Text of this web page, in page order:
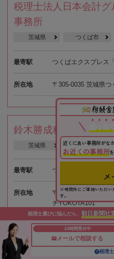
税理士法人日本会計
事務所
茨城県 つくば市
最寄駅 つくばエクスプレス
所在地 〒305-0035 茨城県
鈴木勝成税理士事務所
茨城県 つくば市
最寄駅 つくばエクスプレス
所在地
〒305-0044 茨城県つ
チYOKOTA101
岡﨑耕作税理士事務所
税理士選びに悩んだら、 朝日新聞社
24時間受付中
メールで相談する
税理
った
近くに良い事務所がな
お近くの事務所を
メ
※時間外にご連絡いただい
す。